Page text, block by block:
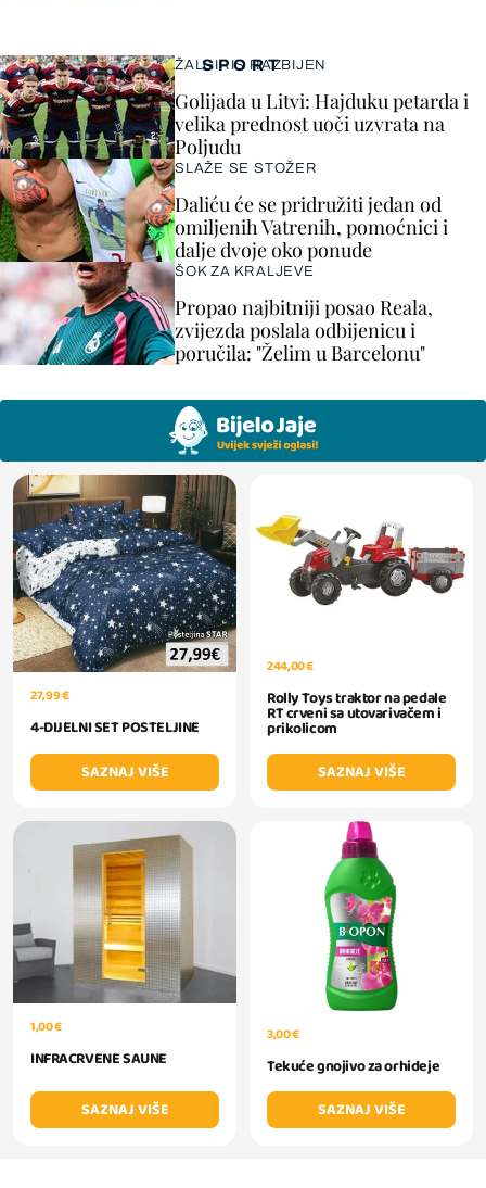
SPORT
ŽALGIRIS RAZBIJEN
Golijada u Litvi: Hajduku petarda i
velika prednost uoči uzvrata na
Poljudu
SLAŽE SE STOŽER
Daliću će se pridružiti jedan od
omiljenih Vatrenih, pomoćnici i
dalje dvoje oko ponude
ŠOK ZA KRALJEVE
Propao najbitniji posao Reala,
zvijezda poslala odbijenicu i
poručila: "Želim u Barcelonu"
27,99 €
4-DIJELNI SET POSTELJINE
SAZNAJ VIŠE
244,00 €
Rolly Toys traktor na pedale
RT crveni sa utovarivačem i
prikolicom
SAZNAJ VIŠE
1,00 €
INFRACRVENE SAUNE
SAZNAJ VIŠE
3,00 €
Tekuće gnojivo za orhideje
SAZNAJ VIŠE